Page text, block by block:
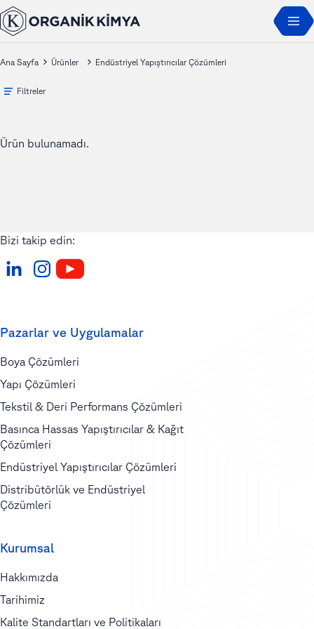
Ana Sayfa Ürünler Endüstriyel Yapıştırıcılar Çözümleri
Filtreler
Ürün bulunamadı.
Bizi takip edin:
Pazarlar ve Uygulamalar
Boya Çözümleri
Yapı Çözümleri
Tekstil & Deri Performans Çözümleri
Basınca Hassas Yapıştırıcılar & Kağıt
Çözümleri
Endüstriyel Yapıştırıcılar Çözümleri
Distribütörlük ve Endüstriyel
Çözümleri
Kurumsal
Hakkımızda
Tarihimiz
Kalite Standartları ve Politikaları